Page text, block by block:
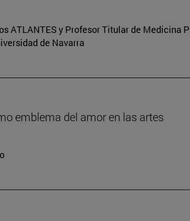
ATLANTES y Profesor Titular de Medicina
de Navarra
emblema del amor en las artes